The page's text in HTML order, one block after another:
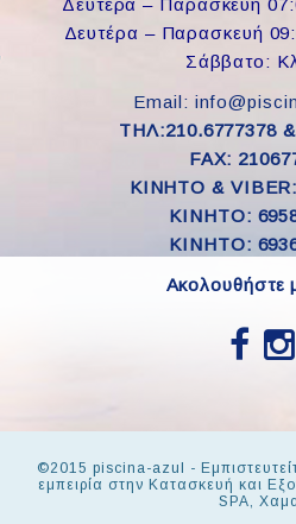
Δευτέρα – Παρασκευή
Σάββατο:
Email:
ΤΗΛ:210.6777378
FAX:
ΚΙΝΗΤΟ &
KINHTO:
KINHTO:
Ακολουθήστε
©2015 piscina-azul -
εμπειρία στην Κατασκευή και
SPA,